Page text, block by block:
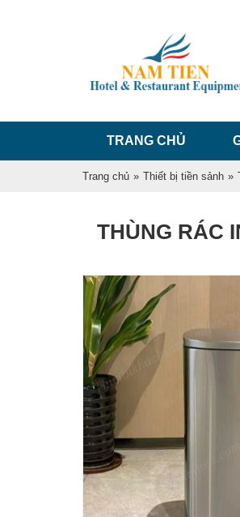
TRANG CHỦ
Trang chủ » Thiết bị tiền sảnh »
THÙNG RÁC